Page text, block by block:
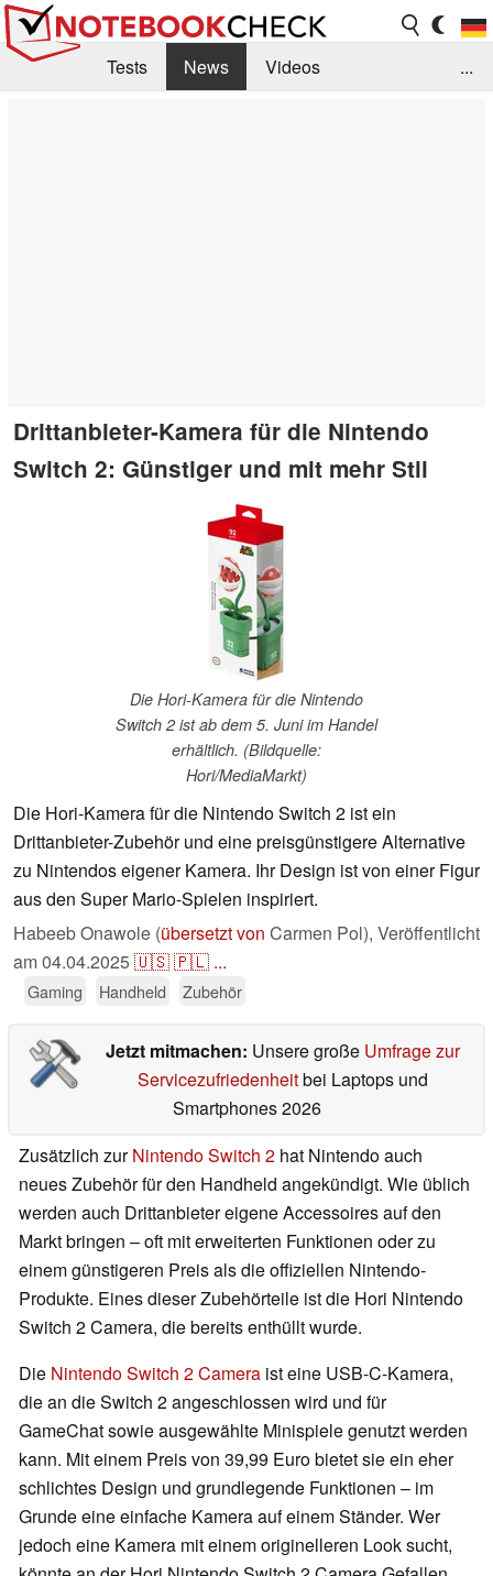
Tests News
Videos
...
Drittanbieter-Kamera für die Nintendo
Switch 2: Günstiger und mit mehr Stil
Die Hori-Kamera für die Nintendo
Switch 2 ist ab dem 5. Juni im Handel
erhältlich. (Bildquelle:
Hori/MediaMarkt)
Die Hori-Kamera für die Nintendo Switch 2 ist ein
Drittanbieter-Zubehör und eine preisgünstigere Alternative
zu Nintendos eigener Kamera. Ihr Design ist von einer Figur
aus den Super Mario-Spielen inspiriert.
Habeeb Onawole (übersetzt von Carmen Pol), Veröffentlicht
am04.04.2025🇺🇸🇵🇱 ...
Gaming Handheld Zubehör
Jetzt mitmachen: Unsere große Umfrage zur
Servicezufriedenheitbei Laptops und
Smartphones 2026
Zusätzlich zurNintendo Switch 2 hat Nintendo auch
neues Zubehör für den Handheld angekündigt. Wie üblich
werden auch Drittanbieter eigene Accessoires auf den
Markt bringen – oft mit erweiterten Funktionen oder zu
einem günstigeren Preis als die offiziellen Nintendo-
Produkte. Eines dieser Zubehörteile ist die Hori Nintendo
Switch 2 Camera, die bereits enthüllt wurde.
Die Nintendo Switch 2 Camera ist eine USB-C-Kamera,
die an die Switch 2 angeschlossen wird und für
GameChat sowie ausgewählte Minispiele genutzt werden
kann. Mit einem Preis von 39,99 Euro bietet sie ein eher
schlichtes Design und grundlegende Funktionen – im
Grunde eine einfache Kamera auf einem Ständer. Wer
jedoch eine Kamera mit einem originelleren Look sucht,